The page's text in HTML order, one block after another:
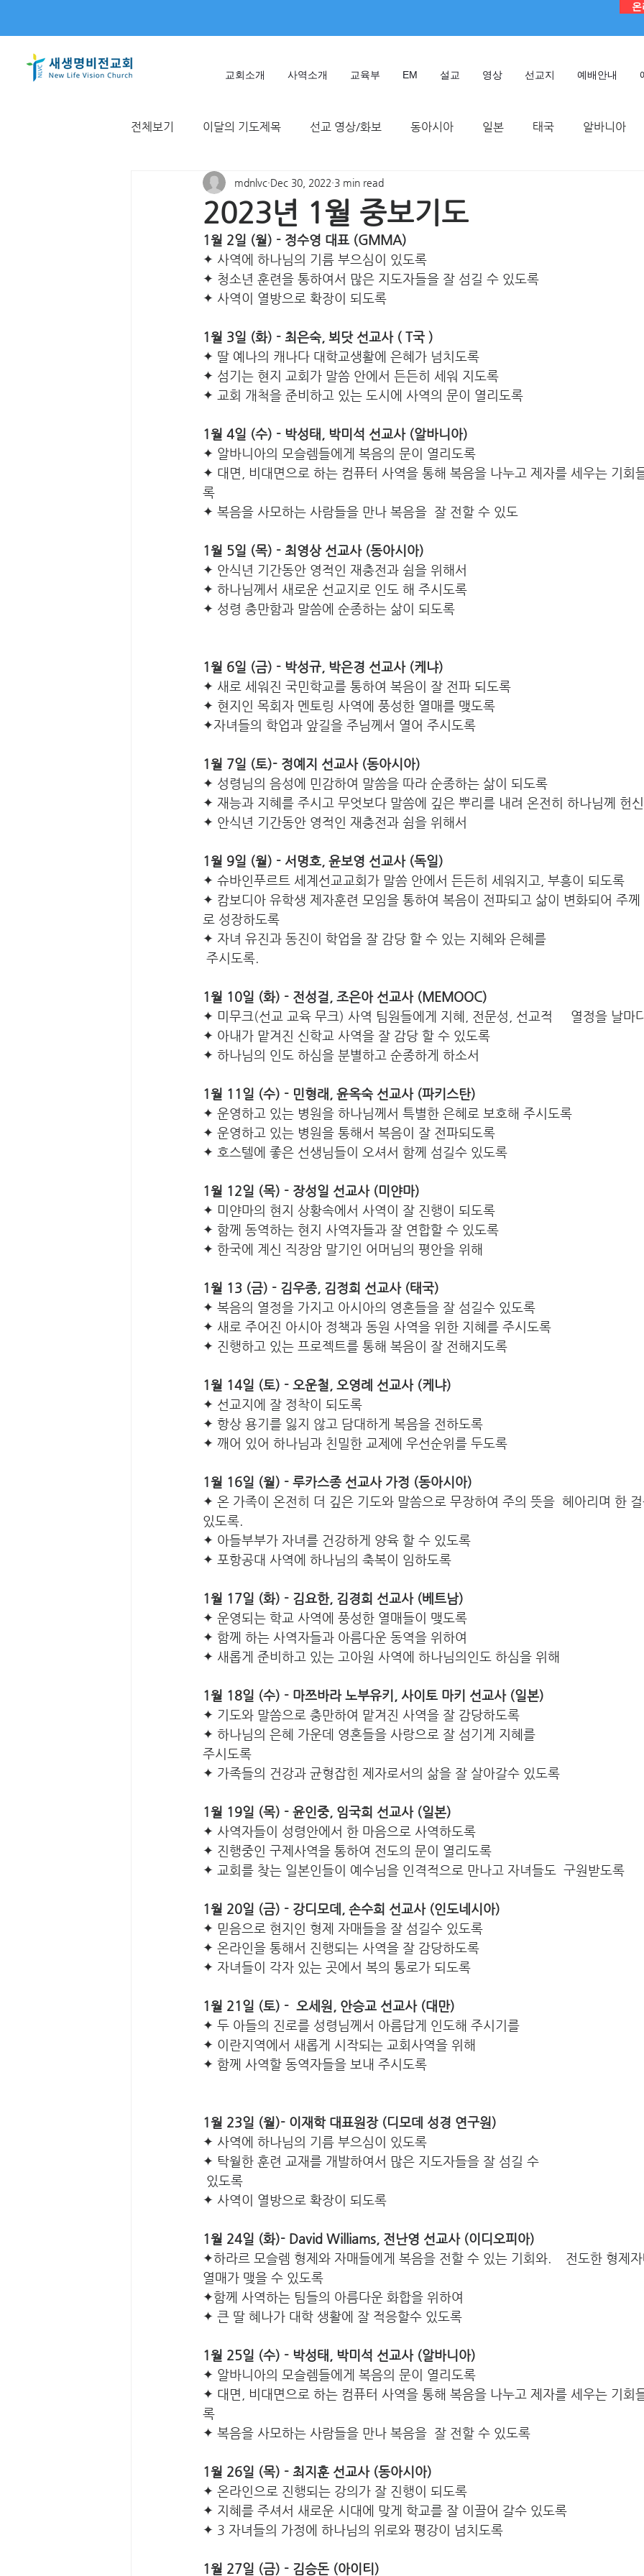
교회소개 사역소개 교육부 EM 설교 영상 선교지 예배안내
온
전체보기 이달의 기도제목 선교 영상/화보 동아시아 일본 태국 알바니아
불가리아 | 터키 독일 대만
EWC 대한민국 TMTC
2023년 1월 중보기도
mdnlvc Dec 30, 2022 3 min read
1월 2일 (월) - 정수영 대표 (GMMA)
✦ 사역에 하나님의 기름 부으심이 있도록
✦ 청소년 훈련을 통하여서 많은 지도자들을 잘 섬길 수 있도록
✦ 사역이 열방으로 확장이 되도록
1월 3일 (화) - 최은숙, 뵈닷 선교사 ( T국 )
✦ 딸 예나의 캐나다 대학교생활에 은혜가 넘치도록
✦ 섬기는 현지 교회가 말씀 안에서 든든히 세워 지도록
✦ 교회 개척을 준비하고 있는 도시에 사역의 문이 열리도록
1월 4일 (수) - 박성태, 박미석 선교사 (알바니아)
✦ 알바니아의 모슬렘들에게 복음의 문이 열리도록
✦ 대면, 비대면으로 하는 컴퓨터 사역을 통해 복음을 나누고 제자를 세우는 기회
록
✦ 복음을 사모하는 사람들을 만나 복음을  잘 전할 수 있도
1월 5일 (목)­ - 최영상 선교사 (동아시아)
✦ 안식년 기간동안 영적인 재충전과 쉼을 위해서
✦ 하나님께서 새로운 선교지로 인도 해 주시도록
✦ 성령 충만함과 말씀에 순종하는 삶이 되도록
1월 6일 (금) - 박성규, 박은경 선교사 (케냐)
✦ 새로 세워진 국민학교를 통하여 복음이 잘 전파 되도록
✦ 현지인 목회자 멘토링 사역에 풍성한 열매를 맺도록
✦자녀들의 학업과 앞길을 주님께서 열어 주시도록
1월 7일 (토)- 정예지 선교사 (동아시아)
✦ 성령님의 음성에 민감하여 말씀을 따라 순종하는 삶이 되도록
✦ 재능과 지혜를 주시고 무엇보다 말씀에 깊은 뿌리를 내려 온전히 하나님께 헌
✦ 안식년 기간동안 영적인 재충전과 쉼을 위해서
1월 9일 (월) - 서명호, 윤보영 선교사 (독일)
✦ 슈바인푸르트 세계선교교회가 말씀 안에서 든든히 세워지고, 부흥이 되도록
✦ 캄보디아 유학생 제자훈련 모임을 통하여 복음이 전파되고 삶이 변화되어 주
로 성장하도록
✦ 자녀 유진과 동진이 학업을 잘 감당 할 수 있는 지혜와 은혜를
주시도록.
1월 10일 (화) - 전성걸, 조은아 선교사 (MEMOOC)
✦ 미무크(선교 교육 무크) 사역 팀원들에게 지혜, 전문성, 선교적     열정을 날마
✦ 아내가 맡겨진 신학교 사역을 잘 감당 할 수 있도록
✦ 하나님의 인도 하심을 분별하고 순종하게 하소서
1월 11일 (수) - 민형래, 윤옥숙 선교사 (파키스탄)
✦ 운영하고 있는 병원을 하나님께서 특별한 은혜로 보호해 주시도록
✦ 운영하고 있는 병원을 통해서 복음이 잘 전파되도록
✦ 호스텔에 좋은 선생님들이 오셔서 함께 섬길수 있도록
1월 12일 (목) - 장성일 선교사 (미얀마)
✦ 미얀마의 현지 상황속에서 사역이 잘 진행이 되도록
✦ 함께 동역하는 현지 사역자들과 잘 연합할 수 있도록
✦ 한국에 계신 직장암 말기인 어머님의 평안을 위해
1월 13 (금) - 김우종, 김정희 선교사 (태국)
✦ 복음의 열정을 가지고 아시아의 영혼들을 잘 섬길수 있도록
✦ 새로 주어진 아시아 정책과 동원 사역을 위한 지혜를 주시도록
✦ 진행하고 있는 프로젝트를 통해 복음이 잘 전해지도록
1월 14일 (토) - 오운철, 오영례 선교사 (케냐)
✦ 선교지에 잘 정착이 되도록
✦ 항상 용기를 잃지 않고 담대하게 복음을 전하도록
✦ 깨어 있어 하나님과 친밀한 교제에 우선순위를 두도록
1월 16일 (월) - 루카스종 선교사 가정 (동아시아)
✦ 온 가족이 온전히 더 깊은 기도와 말씀으로 무장하여 주의 뜻을  헤아리며 한
있도록.
✦ 아들부부가 자녀를 건강하게 양육 할 수 있도록
✦ 포항공대 사역에 하나님의 축복이 임하도록
1월 17일 (화) -­ 김요한, 김경희 선교사 (베트남)
✦ 운영되는 학교 사역에 풍성한 열매들이 맺도록
✦ 함께 하는 사역자들과 아름다운 동역을 위하여
✦ 새롭게 준비하고 있는 고아원 사역에 하나님의인도 하심을 위해
1월 18일 (수) - 마쯔바라 노부유키, 사이토 마키 선교사 (일본)
✦ 기도와 말씀으로 충만하여 맡겨진 사역을 잘 감당하도록
✦ 하나님의 은혜 가운데 영혼들을 사랑으로 잘 섬기게 지혜를
주시도록
✦ 가족들의 건강과 균형잡힌 제자로서의 삶을 잘 살아갈수 있도록
1월 19일 (목) - 윤인중, 임국희 선교사 (일본)
✦ 사역자들이 성령안에서 한 마음으로 사역하도록
✦ 진행중인 구제사역을 통하여 전도의 문이 열리도록
✦ 교회를 찾는 일본인들이 예수님을 인격적으로 만나고 자녀들도  구원받도록
1월 20일 (금) - 강디모데, 손수희 선교사 (인도네시아)
✦ 믿음으로 현지인 형제 자매들을 잘 섬길수 있도록
✦ 온라인을 통해서 진행되는 사역을 잘 감당하도록
✦ 자녀들이 각자 있는 곳에서 복의 통로가 되도록
1월 21일 (토) -  오세원, 안승교 선교사 (대만)
✦ 두 아들의 진로를 성령님께서 아름답게 인도해 주시기를
✦ 이란지역에서 새롭게 시작되는 교회사역을 위해
✦ 함께 사역할 동역자들을 보내 주시도록
1월 23일 (월)- 이재학 대표원장 (디모데 성경 연구원)
✦ 사역에 하나님의 기름 부으심이 있도록
✦ 탁월한 훈련 교재를 개발하여서 많은 지도자들을 잘 섬길 수
있도록
✦ 사역이 열방으로 확장이 되도록
1월 24일 (화)- David Williams, 전난영 선교사 (이디오피아)
✦하라르 모슬렘 형제와 자매들에게 복음을 전할 수 있는 기회와.    전도한 형제자
열매가 맺을 수 있도록
✦함께 사역하는 팀들의 아름다운 화합을 위하여
✦ 큰 딸 혜나가 대학 생활에 잘 적응할수 있도록
1월 25일 (수) - 박성태, 박미석 선교사 (알바니아)
✦ 알바니아의 모슬렘들에게 복음의 문이 열리도록
✦ 대면, 비대면으로 하는 컴퓨터 사역을 통해 복음을 나누고 제자를 세우는 기회
록
✦ 복음을 사모하는 사람들을 만나 복음을  잘 전할 수 있도록
1월 26일 (목) - 최지훈 선교사 (동아시아)
✦ 온라인으로 진행되는 강의가 잘 진행이 되도록
✦ 지혜를 주셔서 새로운 시대에 맞게 학교를 잘 이끌어 갈수 있도록
✦ 3 자녀들의 가정에 하나님의 위로와 평강이 넘치도록
1월 27일 (금) - 김승돈 (아이티)